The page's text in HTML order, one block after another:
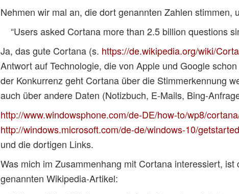
Nehmen wir mal an, die dort genannten Zahlen stimmen,
“Users asked Cortana more than 2.5 billion questions
Ja, das gute Cortana (s. https://de.wikipedia.org/wiki/
Antwort auf Technologie, die von Apple und Google
der Konkurrenz geht Cortana über die Stimmerkennung
auch über andere Daten (Notizbuch, E-Mails, Bing-
http://www.windowsphone.com/de-DE/how-to/wp8/
http://windows.microsoft.com/de-de/windows-10/
und die dortigen Links.
Was mich im Zusammenhang mit Cortana interessiert,
genannten Wikipedia-Artikel: